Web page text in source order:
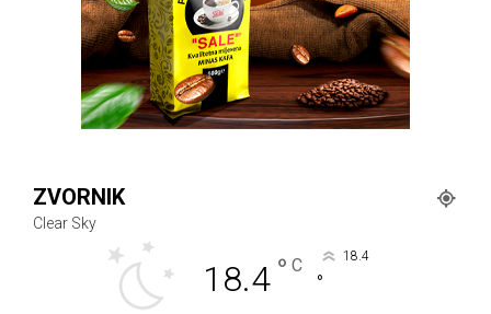
ZVORNIK
Clear Sky
18.4 ° C 18.4
°